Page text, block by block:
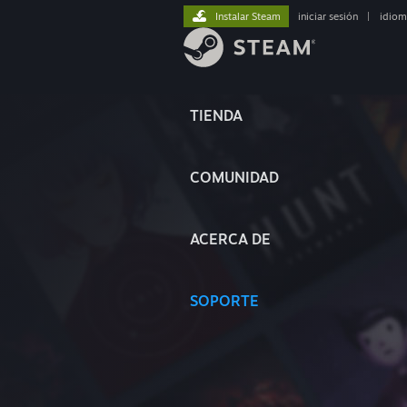
TIENDA
COMUNIDAD
ACERCA DE
SOPORTE
Instalar Steam iniciar sesión